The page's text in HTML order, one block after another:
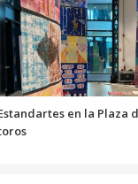
en la Plaza